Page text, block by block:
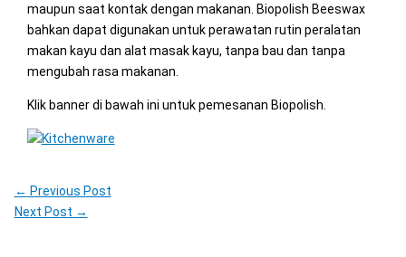
maupun saat kontak dengan makanan. Biopolish Beeswax
bahkan dapat digunakan untuk perawatan rutin peralatan
makan kayu dan alat masak kayu, tanpa bau dan tanpa
mengubah rasa makanan.
Klik banner di bawah ini untuk pemesanan Biopolish.
← Previous Post
Next Post →